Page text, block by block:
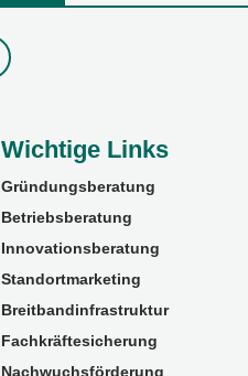
Wichtige Links
Gründungsberatung
Betriebsberatung
Innovationsberatung
Standortmarketing
Breitbandinfrastruktur
Fachkräftesicherung
Nachwuchsförderung